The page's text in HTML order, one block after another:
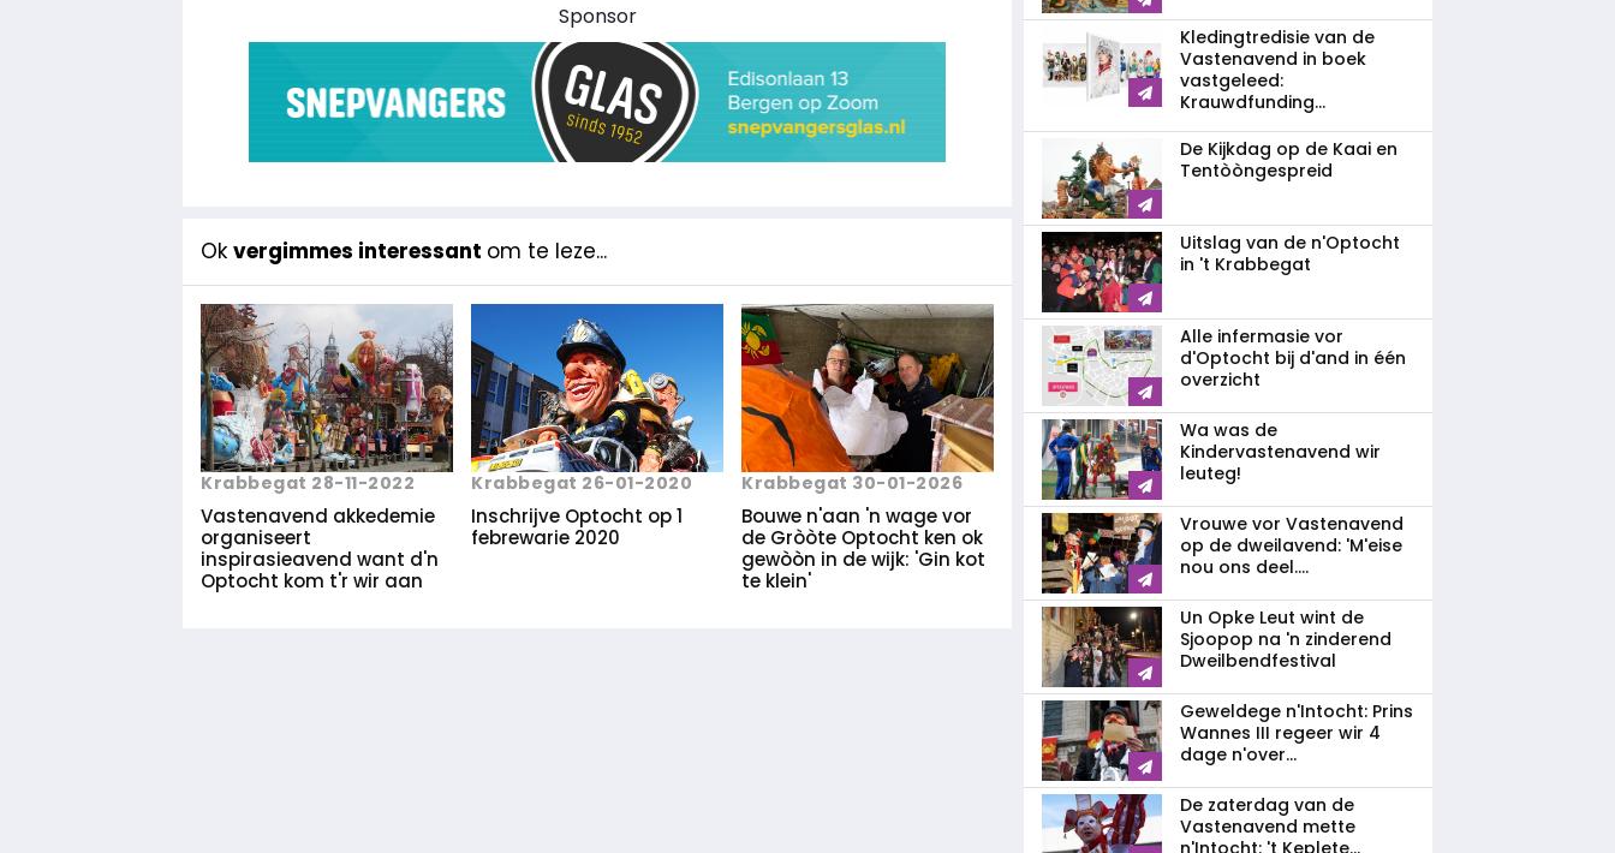
Sponsor
Ok vergimmes interessant om te leze...
Krabbegat 28-11-2022
Vastenavend akkedemie
organiseert
inspirasieavend want d'n
Optocht kom t'r wir aan
Krabbegat 26-01-2020
Inschrijve Optocht op 1
febrewarie 2020
Krabbegat 30-01-2026
Bouwe n'aan 'n wage vor
de Gròòte Optocht ken ok
gewòòn in de wijk: 'Gin kot
te klein'
Kledingtredisie van de
Vastenavend in boek
vastgeleed:
Krauwdfunding...
De Kijkdag op de Kaai en
Tentòòngespreid
Uitslag van de n'Optocht
in 't Krabbegat
Alle infermasie vor
d'Optocht bij d'and in één
overzicht
Wa was de
Kindervastenavend wir
leuteg!
Vrouwe vor Vastenavend
op de dweilavend: 'M'eise
nou ons deel....
Un Opke Leut wint de
Sjoopop na 'n zinderend
Dweilbendfestival
Geweldege n'Intocht: Prins
Wannes III regeer wir 4
dage n'over...
De zaterdag van de
Vastenavend mette
n'Intocht: 't Keplete...